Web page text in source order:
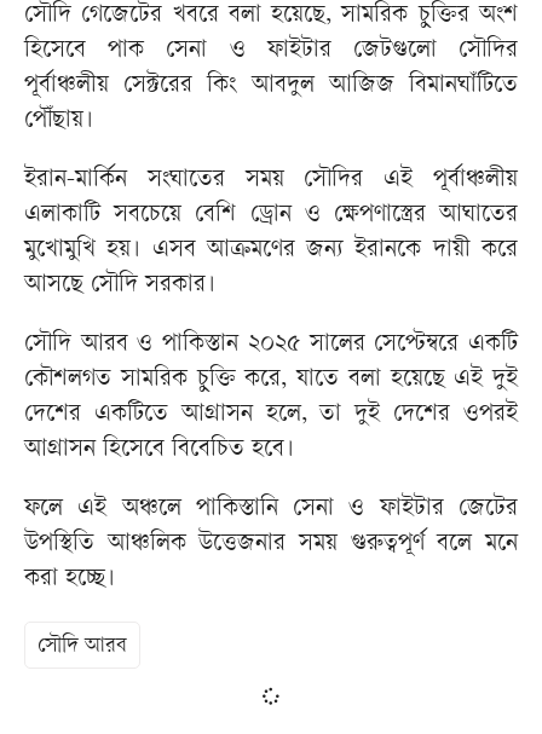
সৌদি গেজেটের খবরে বলা হয়েছে, সামরিক চুক্তির অংশ
হিসেবে পাক সেনা ও ফাইটার জেটগুলো সৌদির
পূর্বাঞ্চলীয় সেক্টরের কিং আবদুল আজিজ বিমানঘাঁটিতে
পৌঁছায়।
ইরান-মার্কিন সংঘাতের সময় সৌদির এই পূর্বাঞ্চলীয়
এলাকাটি সবচেয়ে বেশি ড্রোন ও ক্ষেপণাস্ত্রের আঘাতের
মুখোমুখি হয়। এসব আক্রমণের জন্য ইরানকে দায়ী করে
আসছে সৌদি সরকার।
সৌদি আরব ও পাকিস্তান ২০২৫ সালের সেপ্টেম্বরে একটি
কৌশলগত সামরিক চুক্তি করে, যাতে বলা হয়েছে এই দুই
দেশের একটিতে আগ্রাসন হলে, তা দুই দেশের ওপরই
আগ্রাসন হিসেবে বিবেচিত হবে।
ফলে এই অঞ্চলে পাকিস্তানি সেনা ও ফাইটার জেটের
উপস্থিতি আঞ্চলিক উত্তেজনার সময় গুরুত্বপূর্ণ বলে মনে
করা হচ্ছে।
সৌদি আরব